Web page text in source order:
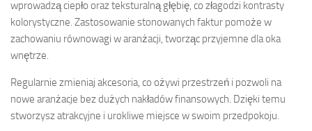
wprowadzą ciepło oraz teksturalną głębię, co złagodzi kontrasty
kolorystyczne. Zastosowanie stonowanych faktur pomoże w
zachowaniu równowagi w aranżacji, tworząc przyjemne dla oka
wnętrze.
Regularnie zmieniaj akcesoria, co ożywi przestrzeń i pozwoli na
nowe aranżacje bez dużych nakładów finansowych. Dzięki temu
stworzysz atrakcyjne i urokliwe miejsce w swoim przedpokoju.